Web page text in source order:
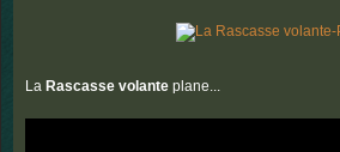
La Rascasse volante plane...